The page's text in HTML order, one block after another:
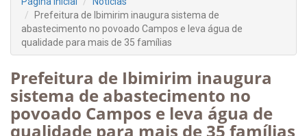
Prefeitura de Ibimirim inaugura sistema de
abastecimento no povoado Campos e leva água de
qualidade para mais de 35 famílias
Prefeitura de Ibimirim inaugura
sistema de abastecimento no
povoado Campos e leva água de
qualidade para mais de 35 famílias